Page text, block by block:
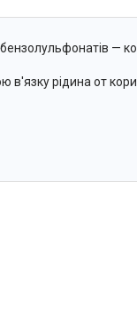
— ко
в'язку рідина от кори